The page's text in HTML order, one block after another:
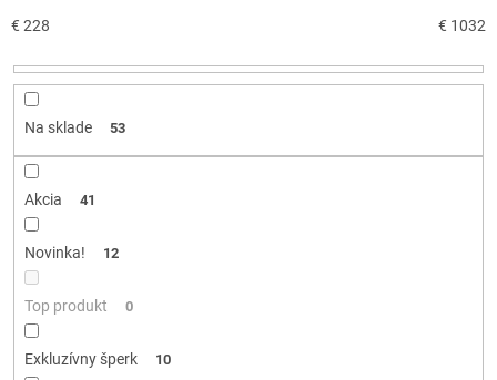
e
r
€ 228 € 1032
Na sklade 53
Akcia 41
Novinka! 12
Top produkt 0
Exkluzívny šperk 10